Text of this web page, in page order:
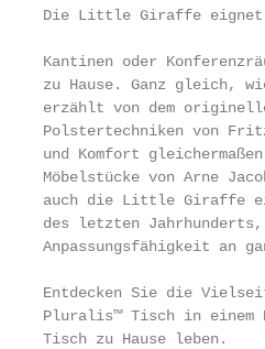
Die Little Giraffe eignet
Kantinen oder
zu Hause. Ganz gleich,
erzählt von dem
Polstertechniken von
und Komfort
Möbelstücke von Arne
auch die Little Giraffe
des letzten
Anpassungsfähigkeit
Entdecken Sie die
Pluralis™ Tisch in
Tisch zu Hause